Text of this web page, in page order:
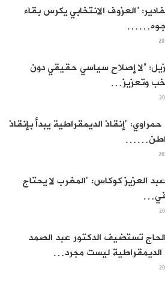
“العزوف الانتخابي يكرس بقاء
“لا إصلاح سياسي حقيقي دون
وتعزيز…
“إنقاذ الديمقراطية يبدأ بإنقاذ
العزيز كوكاس: “المغرب لا يحتاج
تستضيف الدكتور عبد الصمد
الديمقراطية ليست مجرد…